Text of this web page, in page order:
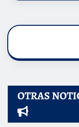
OTRAS